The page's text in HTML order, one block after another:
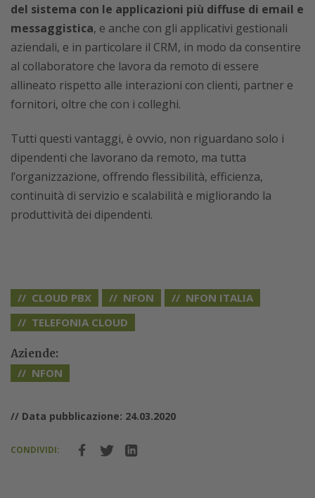
del sistema con le applicazioni più diffuse di email e
messaggistica, e anche con gli applicativi gestionali
aziendali, e in particolare il CRM, in modo da consentire
al collaboratore che lavora da remoto di essere
allineato rispetto alle interazioni con clienti, partner e
fornitori, oltre che con i colleghi.
Tutti questi vantaggi, è ovvio, non riguardano solo i
dipendenti che lavorano da remoto, ma tutta
l’organizzazione, offrendo flessibilità, efficienza,
continuità di servizio e scalabilità e migliorando la
produttività dei dipendenti.
CLOUD PBX NFON
NFON ITALIA
TELEFONIA CLOUD
Aziende:
NFON
// Data pubblicazione: 24.03.2020
CONDIVIDI: